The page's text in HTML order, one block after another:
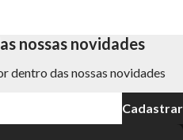
nossas novidades
dentro das nossas novidades
Cadastrar